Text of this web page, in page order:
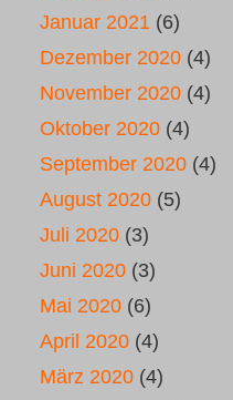
Januar 2021 (6)
Dezember 2020 (4)
November 2020 (4)
Oktober 2020 (4)
September 2020 (4)
August 2020 (5)
Juli 2020 (3)
Juni 2020 (3)
Mai 2020 (6)
April 2020 (4)
März 2020 (4)